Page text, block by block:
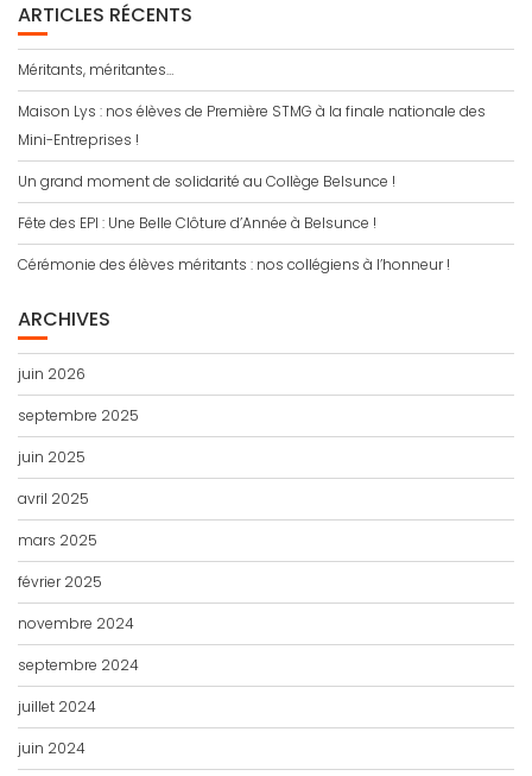
ARTICLES RÉCENTS
Méritants, méritantes…
Maison Lys : nos élèves de Première STMG à la finale nationale des
Mini-Entreprises !
Un grand moment de solidarité au Collège Belsunce !
Fête des EPI : Une Belle Clôture d’Année à Belsunce !
Cérémonie des élèves méritants : nos collégiens à l’honneur !
ARCHIVES
juin 2026
septembre 2025
juin 2025
avril 2025
mars 2025
février 2025
novembre 2024
septembre 2024
juillet 2024
juin 2024